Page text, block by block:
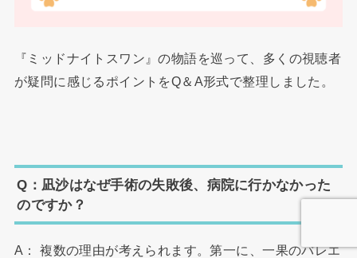
『ミッドナイトスワン』の物語を巡って、多くの視聴者
が疑問に感じるポイントをQ＆A形式で整理しました。
Q：凪沙はなぜ手術の失敗後、病院に行かなかった
のですか？
A： 複数の理由が考えられます。第一に、一果のバレエ